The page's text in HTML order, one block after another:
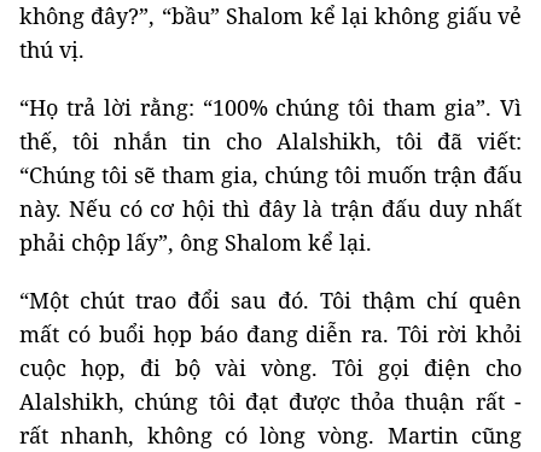
không đây?”, “bầu” Shalom kể lại không giấu vẻ
thú vị.
“Họ trả lời rằng: “100% chúng tôi tham gia”. Vì
thế, tôi nhắn tin cho Alalshikh, tôi đã viết:
“Chúng tôi sẽ tham gia, chúng tôi muốn trận đấu
này. Nếu có cơ hội thì đây là trận đấu duy nhất
phải chộp lấy”, ông Shalom kể lại.
“Một chút trao đổi sau đó. Tôi thậm chí quên
mất có buổi họp báo đang diễn ra. Tôi rời khỏi
cuộc họp, đi bộ vài vòng. Tôi gọi điện cho
Alalshikh, chúng tôi đạt được thỏa thuận rất -
rất nhanh, không có lòng vòng. Martin cũng